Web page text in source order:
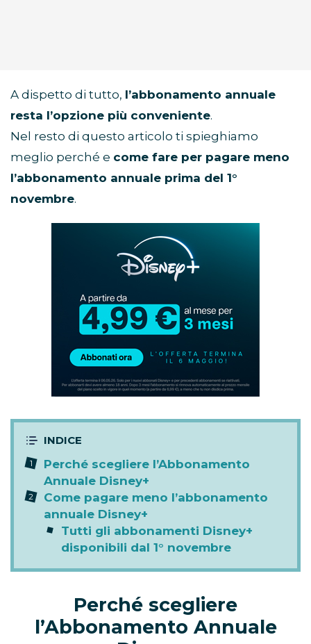
A dispetto di tutto, l’abbonamento annuale
resta l’opzione più conveniente.
Nel resto di questo articolo ti spieghiamo
meglio perché e come fare per pagare meno
l’abbonamento annuale prima del 1°
novembre.
promozione
Perché scegliere l’Abbonamento
Annuale Disney+
Come pagare meno l’abbonamento
annuale Disney+
Tutti gli abbonamenti Disney+
disponibili dal 1° novembre
Perché scegliere
l’Abbonamento Annuale